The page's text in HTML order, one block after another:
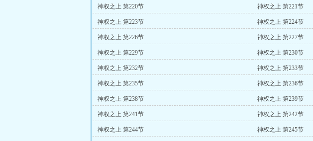
神权之上 第220节 神权之上 第221节
神权之上 第223节 神权之上 第224节
神权之上 第226节 神权之上 第227节
神权之上 第229节 神权之上 第230节
神权之上 第232节 神权之上 第233节
神权之上 第235节 神权之上 第236节
神权之上 第238节 神权之上 第239节
神权之上 第241节 神权之上 第242节
神权之上 第244节 神权之上 第245节